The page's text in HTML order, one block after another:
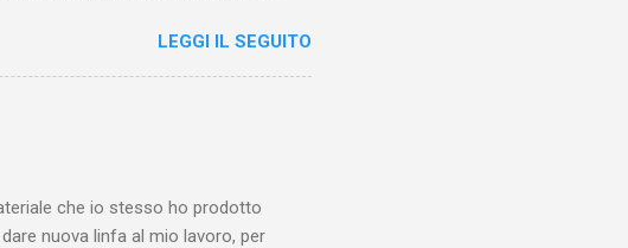
di Whitechapel e del East End e a
davvero sconsolante:
e al suo vertice c’era una
classi subalterne. Non era
che abitavano nell’East End e
LEGGI IL SEGUITO
che io stesso ho prodotto
nuova linfa al mio lavoro, per